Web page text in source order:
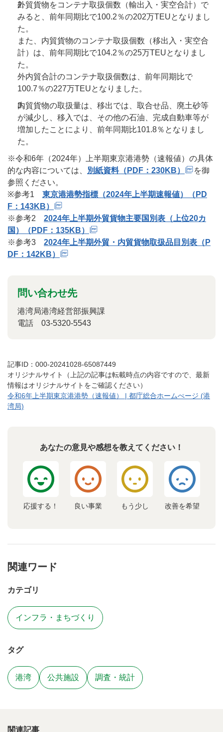
外貿貨物をコンテナ取扱個数（輸出入・実空合計）で
みると、前年同期比で100.2％の202万TEUとなりまし
た。
また、内貿貨物のコンテナ取扱個数（移出入・実空合
計）は、前年同期比で104.2％の25万TEUとなりまし
た。
外内貿合計のコンテナ取扱個数は、前年同期比で
100.7％の227万TEUとなりました。
内貿貨物の取扱量は、移出では、取合せ品、廃土砂等
が減少し、移入では、その他の石油、完成自動車等が
増加したことにより、前年同期比101.8％となりまし
た。
※令和6年（2024年）上半期東京港港勢（速報値）の具体
的な内容については、
別紙資料（PDF：230KB）
を御
参照ください。
※参考1 東京港港勢指標（2024年上半期速報値）（PD
F：143KB）
※参考2 2024年上半期外貿貨物主要国別表（上位20カ
国）（PDF：135KB）
※参考3 2024年上半期外貿・内貿貨物取扱品目別表（P
DF：142KB）
問い合わせ先
港湾局港湾経営部振興課
電話 03-5320-5543
記事ID：000-20241028-65087449
オリジナルサイト（上記の記事は転載時点の内容ですので、最新
情報はオリジナルサイトをご確認ください）
令和6年上半期東京港港勢（速報値） | 都庁総合ホームぺージ (港
湾局)
あなたの意見や感想を教えてください！
応援する！ 良い事業 もう少し 改善を希望
関連ワード
カテゴリ
インフラ・まちづくり
タグ
港湾 公共施設 調査・統計
関連記事